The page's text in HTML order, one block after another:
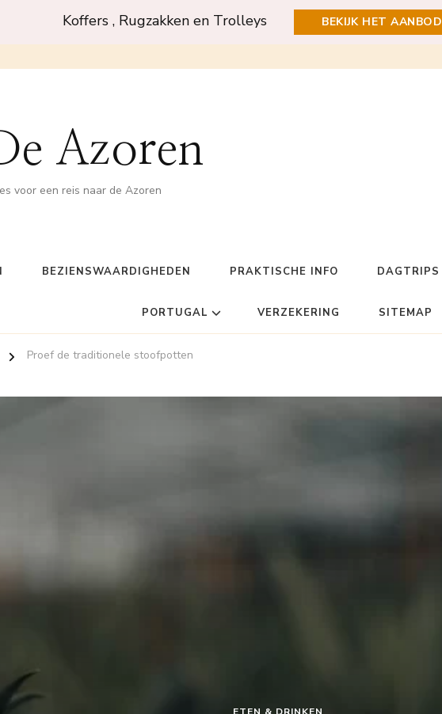
Koffers , Rugzakken en Trolleys BEKIJK HET AANBOD
Azoren
voor een reis naar de Azoren
BEZIENSWAARDIGHEDEN PRAKTISCHE INFO DAGTRIPS
PORTUGAL VERZEKERING SITEMAP
Proef de traditionele stoofpotten
ETEN & DRINKEN